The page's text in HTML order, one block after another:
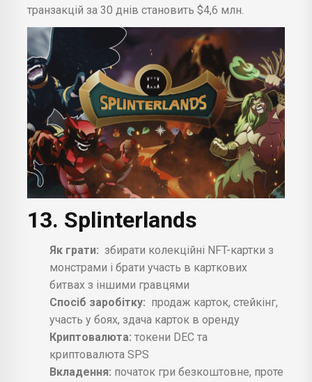
транзакцій за 30 днів становить $4,6 млн.
13. Splinterlands
Як грати: збирати колекційні NFT-картки з
монстрами і брати участь в карткових
битвах з іншими гравцями
Спосіб заробітку: продаж карток, стейкінг,
участь у боях, здача карток в оренду
Криптовалюта: токени DEC та
криптовалюта SPS
Вкладення: початок гри безкоштовне, проте